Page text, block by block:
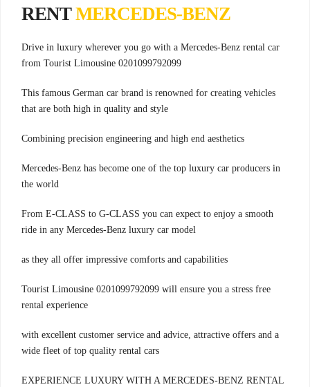
RENTMERCEDES-BENZ
Drive in luxury wherever you go with a Mercedes-Benz rental car
from Tourist Limousine 0201099792099
This famous German car brand is renowned for creating vehicles
that are both high in quality and style
Combining precision engineering and high end aesthetics
Mercedes-Benz has become one of the top luxury car producers in
the world
From E-CLASS to G-CLASS you can expect to enjoy a smooth
ride in any Mercedes-Benz luxury car model
as they all offer impressive comforts and capabilities
Tourist Limousine 0201099792099 will ensure you a stress free
rental experience
with excellent customer service and advice, attractive offers and a
wide fleet of top quality rental cars
EXPERIENCE LUXURY WITH A MERCEDES-BENZ RENTAL